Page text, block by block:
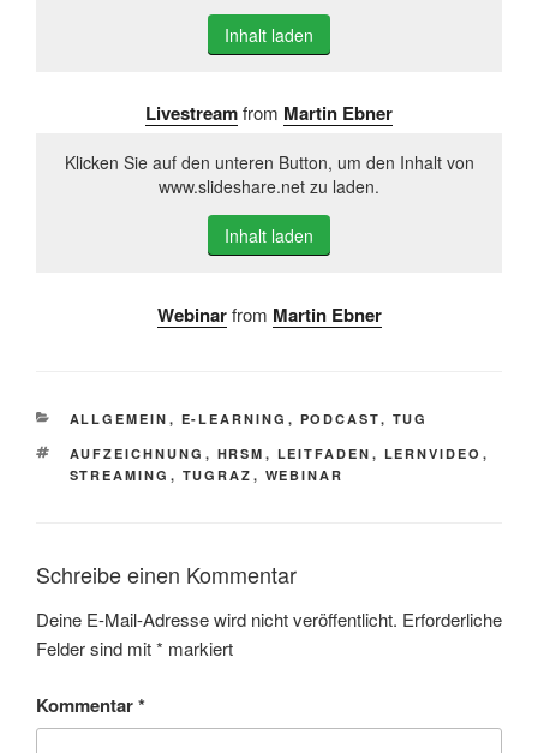
Inhalt laden
Livestreamfrom Martin Ebner
Klicken Sie auf den unteren Button, um den Inhalt von
www.slideshare.net zu laden.
Inhalt laden
Webinar from Martin Ebner
KATEGORIEN
ALLGEMEIN , E-LEARNING , PODCAST, TUG
SCHLAGWÖRTER
AUFZEICHNUNG , HRSM , LEITFADEN , LERNVIDEO ,
STREAMING , TUGRAZ , WEBINAR
Schreibe einen Kommentar
Deine E-Mail-Adresse wird nicht veröffentlicht. Erforderliche
Felder sind mit* markiert
Kommentar*